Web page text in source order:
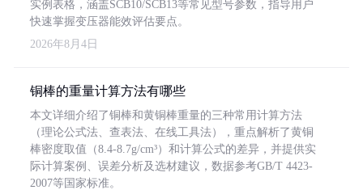
实例表格，涵盖SCB10/SCB13等常见型号参数，指导用户
快速掌握变压器能效评估要点。
2026年8月4日
铜棒的重量计算方法有哪些
本文详细介绍了铜棒和黄铜棒重量的三种常用计算方法
（理论公式法、查表法、在线工具法），重点解析了黄铜
棒密度取值（8.4-8.7g/cm³）和计算公式的差异，并提供实
际计算案例、误差分析及选材建议，数据参考GB/T 4423-
2007等国家标准。